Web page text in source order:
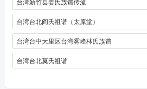
台湾台北阎氏祖谱（太原堂）
台湾台中大里区台湾雾峰林氏族谱
台湾台北莫氏祖谱